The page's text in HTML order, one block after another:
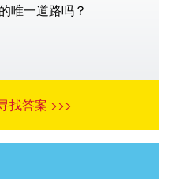
唯一道路吗？
找答案 >>>